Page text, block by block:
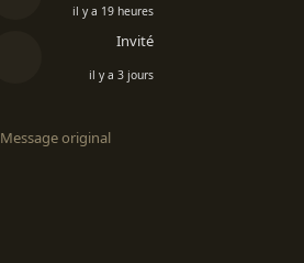
il y a 19 heures
Invité
il y a 3 jours
Message original